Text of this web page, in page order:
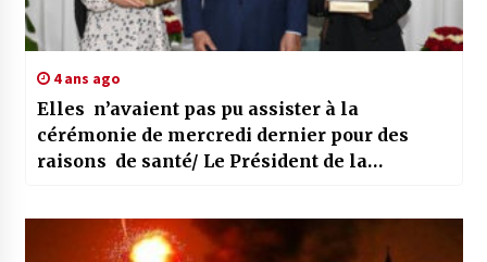
4 ans ago
Elles n’avaient pas pu assister à la
cérémonie de mercredi dernier pour des
raisons de santé/ Le Président de la
du Baccalauréat à l’échelle nationale